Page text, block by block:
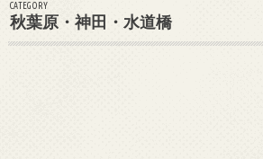
CATEGORY
秋葉原・神田・水道橋